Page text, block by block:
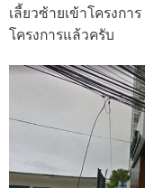
เลี้ยวซ้ายเข้าโครงการ
โครงการแล้วครับ